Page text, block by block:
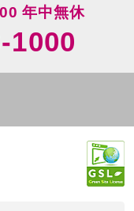
年中無休
1000